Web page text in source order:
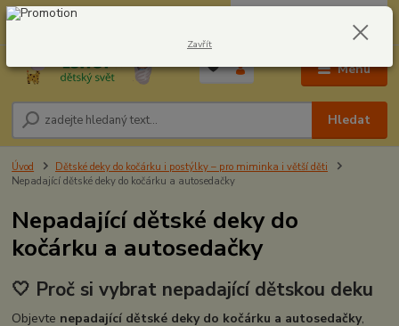
Menu
Hledat
604278943 0,00 Kč
Úvod
Dětské deky do kočárku i postýlky – pro miminka i větší děti
Nepadající dětské deky do kočárku a autosedačky
Nepadající dětské deky do
kočárku a autosedačky
🤍 Proč si vybrat nepadající dětskou deku
Objevte nepadající dětské deky do kočárku a autosedačky,
Zavřít